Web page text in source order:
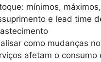
mínimos,
e lead time
como mudanças
afetam o consumo